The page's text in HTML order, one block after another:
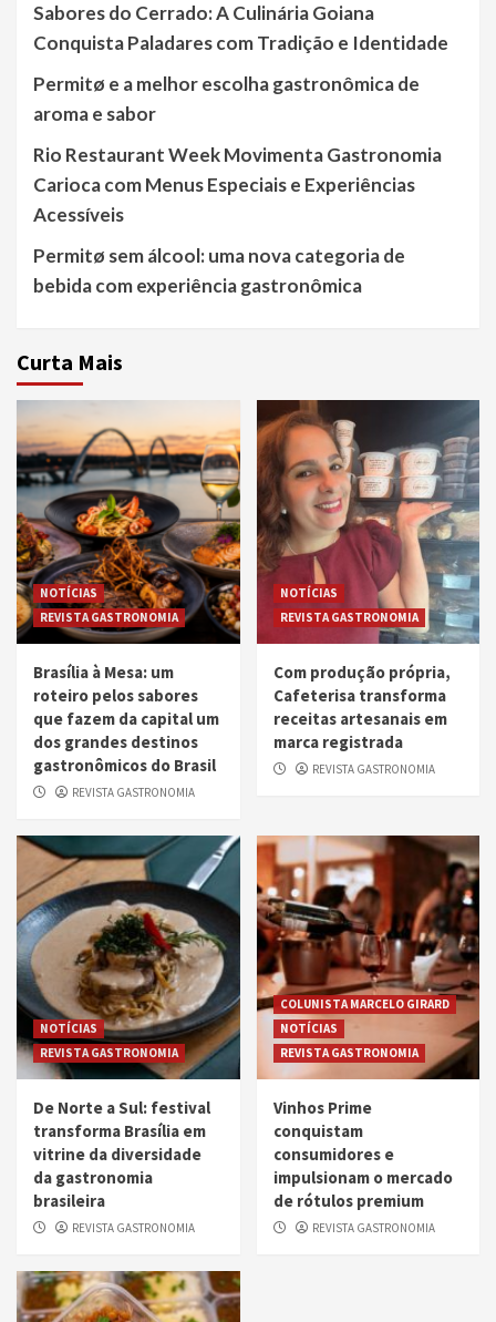
Sabores do Cerrado: A Culinária Goiana
Conquista Paladares com Tradição e Identidade
Permitø e a melhor escolha gastronômica de
aroma e sabor
Rio Restaurant Week Movimenta Gastronomia
Carioca com Menus Especiais e Experiências
Acessíveis
Permitø sem álcool: uma nova categoria de
bebida com experiência gastronômica
Curta Mais
NOTÍCIAS
REVISTA GASTRONOMIA
Brasília à Mesa: um
roteiro pelos sabores
que fazem da capital um
dos grandes destinos
gastronômicos do Brasil
REVISTA GASTRONOMIA
NOTÍCIAS
REVISTA GASTRONOMIA
Com produção própria,
Cafeterisa transforma
receitas artesanais em
marca registrada
REVISTA GASTRONOMIA
NOTÍCIAS
REVISTA GASTRONOMIA
De Norte a Sul: festival
transforma Brasília em
vitrine da diversidade
da gastronomia
brasileira
REVISTA GASTRONOMIA
COLUNISTA MARCELO GIRARD
NOTÍCIAS
REVISTA GASTRONOMIA
Vinhos Prime
conquistam
consumidores e
impulsionam o mercado
de rótulos premium
REVISTA GASTRONOMIA